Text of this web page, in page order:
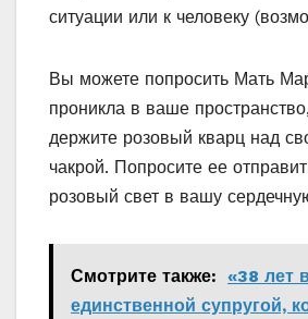
ситуации или к человеку
Вы можете попросить Мать
проникла в ваше
держите розовый кварц над
чакрой. Попросите ее
розовый свет в вашу
Смотрите также: «38 лет
единственной супругой,